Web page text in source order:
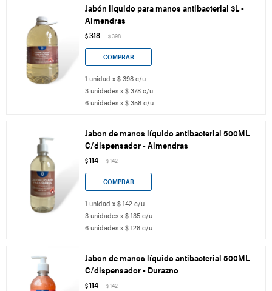
Jabón liquido para manos antibacterial 3L -
Almendras
$318 $398
1 unidad x $ 398 c/u
3 unidades x $ 378 c/u
6 unidades x $ 358 c/u
Jabon de manos líquido antibacterial 500ML
C/dispensador - Almendras
$114 $142
1 unidad x $ 142 c/u
3 unidades x $ 135 c/u
6 unidades x $ 128 c/u
Jabon de manos líquido antibacterial 500ML
C/dispensador - Durazno
$114 $142